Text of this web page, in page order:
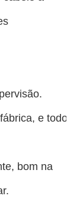
e todos
bom na